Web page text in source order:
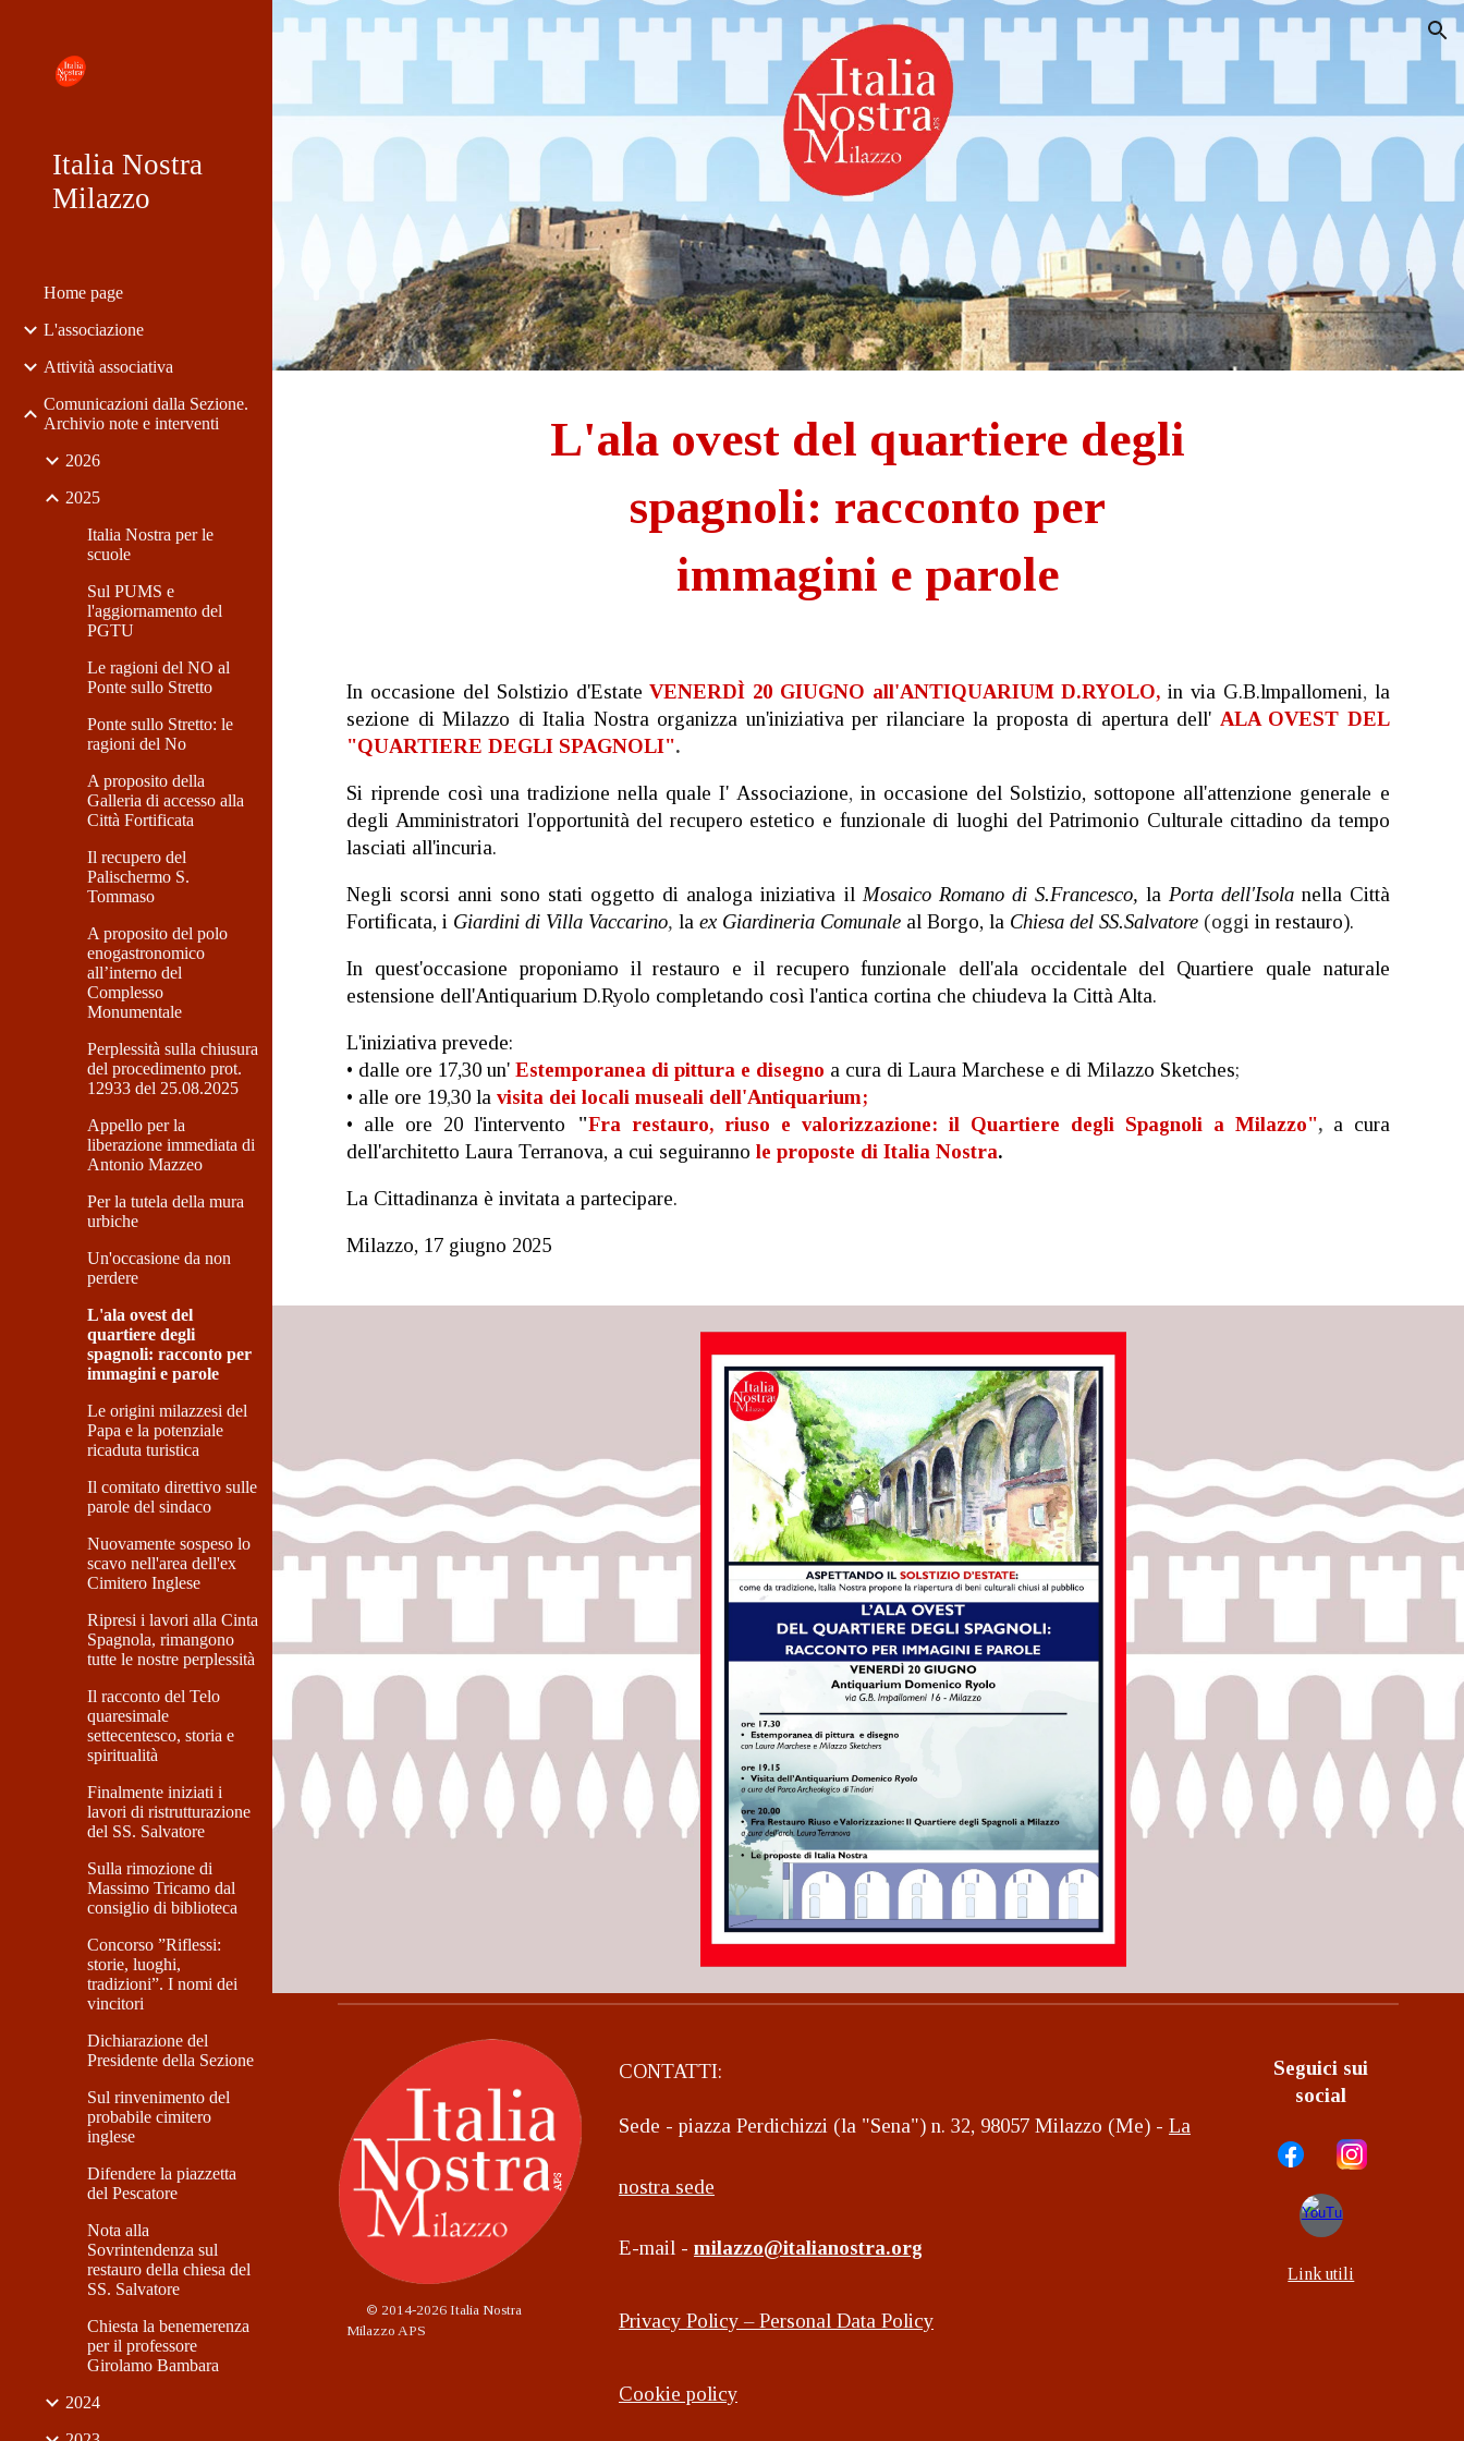
Skip to navigation
Italia Nostra
Milazzo
Home page
L'associazione
Attività associativa
Comunicazioni dalla Sezione.
Archivio note e interventi
2026
2025
Italia Nostra per le
scuole
Sul PUMS e
l'aggiornamento del
PGTU
Le ragioni del NO al
Ponte sullo Stretto
Ponte sullo Stretto: le
ragioni del No
A proposito della
Galleria di accesso alla
Città Fortificata
Il recupero del
Palischermo S.
Tommaso
A proposito del polo
enogastronomico
all’interno del
Complesso
Monumentale
Perplessità sulla chiusura
del procedimento prot.
12933 del 25.08.2025
Appello per la
liberazione immediata di
Antonio Mazzeo
Per la tutela della mura
urbiche
Un'occasione da non
perdere
L'ala ovest del
quartiere degli
spagnoli: racconto per
immagini e parole
Le origini milazzesi del
Papa e la potenziale
ricaduta turistica
Il comitato direttivo sulle
parole del sindaco
Nuovamente sospeso lo
scavo nell'area dell'ex
Cimitero Inglese
Ripresi i lavori alla Cinta
Spagnola, rimangono
tutte le nostre perplessità
Il racconto del Telo
quaresimale
settecentesco, storia e
spiritualità
Finalmente iniziati i
lavori di ristrutturazione
del SS. Salvatore
Sulla rimozione di
Massimo Tricamo dal
consiglio di biblioteca
Concorso ”Riflessi:
storie, luoghi,
tradizioni”. I nomi dei
vincitori
Dichiarazione del
Presidente della Sezione
Sul rinvenimento del
probabile cimitero
inglese
Difendere la piazzetta
del Pescatore
Nota alla
Sovrintendenza sul
restauro della chiesa del
SS. Salvatore
Chiesta la benemerenza
per il professore
Girolamo Bambara
2024
L'ala ovest del quartiere degli
spagnoli: racconto per
immagini e parole
In occasione del Solstizio d'EstateVENERDÌ 20 GIUGNO all'ANTIQUARIUM D.RYOLO, in via G.B.lmpallomeni, la
sezione di Milazzo di Italia Nostra organizza un'iniziativa per rilanciare la proposta di apertura dell' ALA OVEST DEL
"QUARTIERE DEGLI SPAGNOLI".
Si riprende così una tradizione nella quale I' Associazione, in occasione del Solstizio, sottopone all'attenzione generale e
degli Amministratori l'opportunità del recupero estetico e funzionale di luoghi del Patrimonio Culturale cittadino da tempo
lasciati all'incuria.
Negli scorsi anni sono stati oggetto di analoga iniziativa il Mosaico Romano di S.Francesco, la Porta dell'Isola nella Città
Fortificata, i Giardini di Villa Vaccarino,laex Giardineria Comunale al Borgo, la Chiesa del SS.Salvatore (oggiin restauro).
In quest'occasione proponiamo il restauro e il recupero funzionale dell'ala occidentale del Quartiere quale naturale
estensione dell'Antiquarium D.Ryolo completando così l'antica cortina che chiudeva la Città Alta.
L'iniziativa prevede:
• dalle ore 17,30 un'Estemporanea di pittura e disegno a cura di Laura Marchese e di Milazzo Sketches;
• alle ore 19,30 lavisita dei locali museali dell'Antiquarium;
• alle ore 20 l'intervento
"Fra restauro, riuso e valorizzazione: il Quartiere degli Spagnoli a Milazzo", a cura
dell'architetto Laura Terranova, a cui seguirannole proposte di Italia Nostra.
La Cittadinanza è invitata a partecipare.
Milazzo, 17 giugno 2025
© 2014-2026 Italia Nostra
Milazzo APS
CONTATTI:
Sede - piazza Perdichizzi (la "Sena") n. 32, 98057 Milazzo (Me) - La
nostra sede
E-mail - milazzo@italianostra.org
Privacy Policy – Personal Data Policy
Cookie policy
Seguici sui
social
Link utili